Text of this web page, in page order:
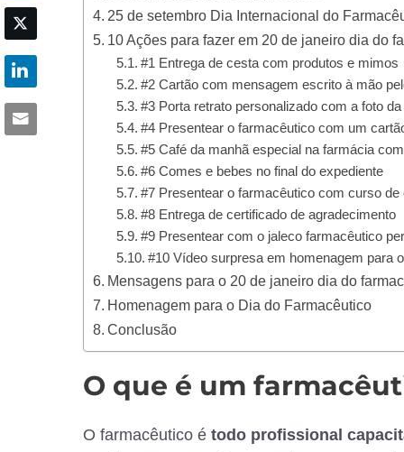
25 de setembro Dia Internacional do
10 Ações para fazer em 20 de janeiro dia do
#1 Entrega de cesta com produtos e mimos
#2 Cartão com mensagem escrito à mão
#3 Porta retrato personalizado com a foto
#4 Presentear o farmacêutico com um
#5 Café da manhã especial na farmácia
#6 Comes e bebes no final do expediente
#7 Presentear o farmacêutico com curso de
#8 Entrega de certificado de agradecimento
#9 Presentear com o jaleco farmacêutico
#10 Vídeo surpresa em homenagem para
Mensagens para o 20 de janeiro dia do
Homenagem para o Dia do Farmacêutico
Conclusão
O que é um
O farmacêutico é todo profissional